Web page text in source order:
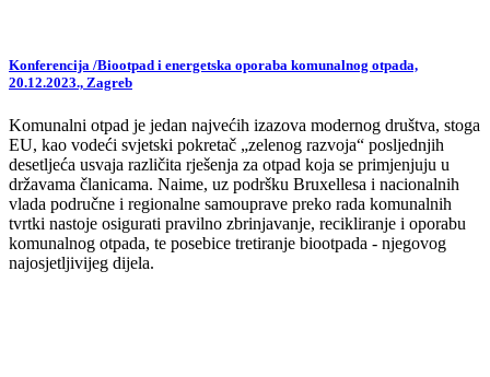
Konferencija /Biootpad i energetska oporaba komunalnog otpada,
20.12.2023., Zagreb
Komunalni otpad je jedan najvećih izazova modernog društva, stoga
EU, kao vodeći svjetski pokretač „zelenog razvoja“ posljednjih
desetljeća usvaja različita rješenja za otpad koja se primjenjuju u
državama članicama. Naime, uz podršku Bruxellesa i nacionalnih
vlada područne i regionalne samouprave preko rada komunalnih
tvrtki nastoje osigurati pravilno zbrinjavanje, recikliranje i oporabu
komunalnog otpada, te posebice tretiranje biootpada - njegovog
najosjetljivijeg dijela.